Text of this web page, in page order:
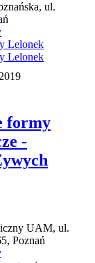
ul.
formy
-
UAM, ul.
Poznań